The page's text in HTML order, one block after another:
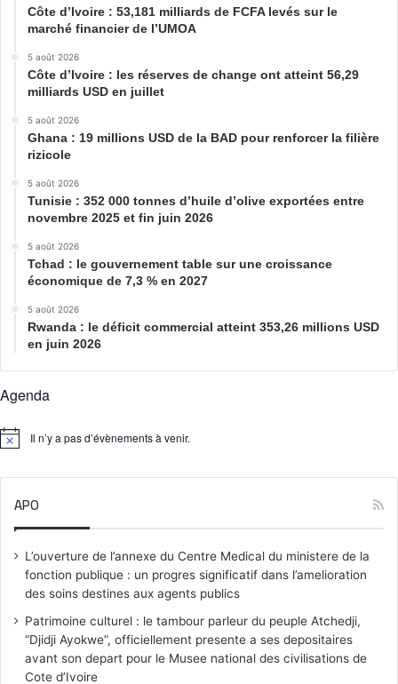
Côte d’Ivoire : 53,181 milliards de FCFA levés sur le
marché financier de l’UMOA
5 août 2026
Côte d’Ivoire : les réserves de change ont atteint 56,29
milliards USD en juillet
5 août 2026
Ghana : 19 millions USD de la BAD pour renforcer la filière
rizicole
5 août 2026
Tunisie : 352 000 tonnes d’huile d’olive exportées entre
novembre 2025 et fin juin 2026
5 août 2026
Tchad : le gouvernement table sur une croissance
économique de 7,3 % en 2027
5 août 2026
Rwanda : le déficit commercial atteint 353,26 millions USD
en juin 2026
Agenda
N
Il n’y a pas d’évènements à venir.
APO
L’ouverture de l’annexe du Centre Medical du ministere de la
fonction publique : un progres significatif dans l’amelioration
des soins destines aux agents publics
Patrimoine culturel : le tambour parleur du peuple Atchedji,
“Djidji Ayokwe”, officiellement presente a ses depositaires
avant son depart pour le Musee national des civilisations de
Cote d’Ivoire